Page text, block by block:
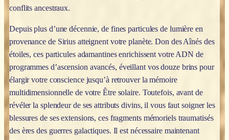
conflits ancestraux.
Depuis plus d’une décennie, de fines particules de lumière en
provenance de Sirius atteignent votre planète. Don des Aînés des
étoiles, ces particules adamantines enrichissent votre ADN de
programmes d’ascension avancés, éveillant vos douze brins pour
élargir votre conscience jusqu’à retrouver la mémoire
multidimensionnelle de votre Être solaire. Toutefois, avant de
révéler la splendeur de ses attributs divins, il vous faut soigner les
blessures de ses extensions, ces fragments mémoriels traumatisés
des ères des guerres galactiques. Il est nécessaire maintenant